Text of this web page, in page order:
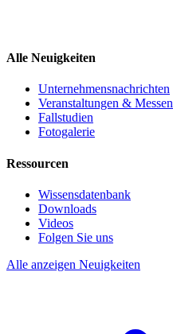
Alle Neuigkeiten
Unternehmensnachrichten
Veranstaltungen & Messen
Fallstudien
Fotogalerie
Ressourcen
Wissensdatenbank
Downloads
Videos
Folgen Sie uns
Alle anzeigen Neuigkeiten